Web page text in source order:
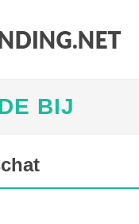
BIJ